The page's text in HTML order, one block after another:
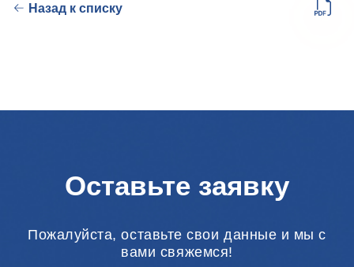
Назад к списку
Оставьте заявку
Пожалуйста, оставьте свои данные и мы с
вами свяжемся!